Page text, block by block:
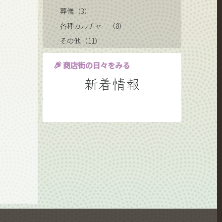
葬儀（3）
各種カルチャー（8）
その他（11）
商店街の日々をみる
新着情報